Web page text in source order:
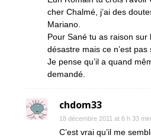
cher Chalmé, j’ai des
Mariano.
Pour Sané tu as raison sur
désastre mais ce n’est
Je pense qu’il a quand
demandé.
chdom33
18 décembre 2011 at 6 h 33 min
C’est vrai qu’il me